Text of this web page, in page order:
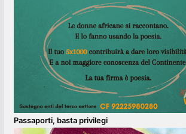
Passaporti, basta privilegi